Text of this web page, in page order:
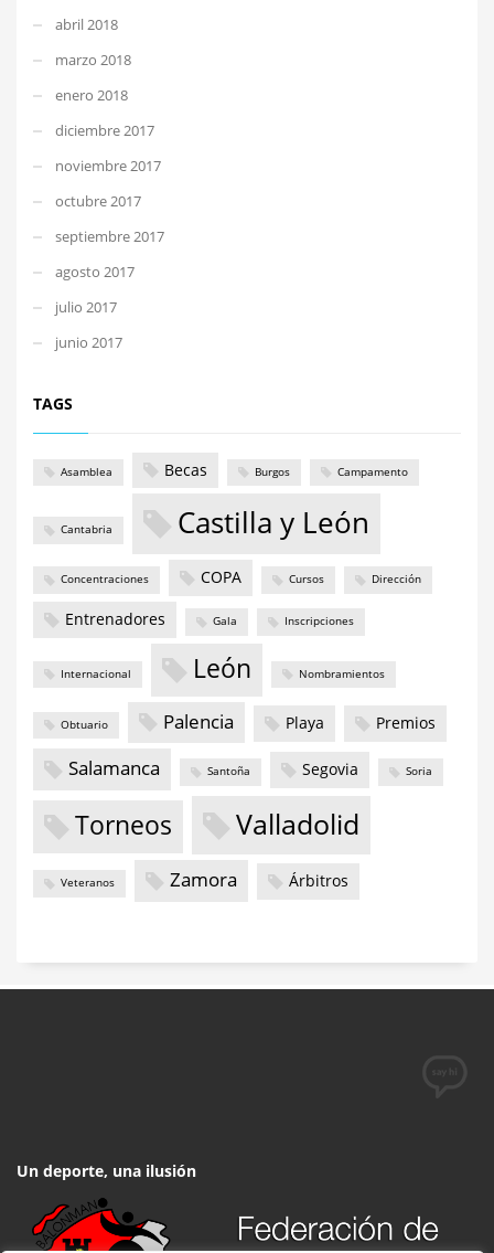
abril 2018
marzo 2018
enero 2018
diciembre 2017
noviembre 2017
octubre 2017
septiembre 2017
agosto 2017
julio 2017
junio 2017
TAGS
Asamblea Becas Burgos Campamento
Cantabria Castilla y León
Concentraciones COPA Cursos Dirección
Entrenadores Gala Inscripciones
Internacional León Nombramientos
Obtuario Palencia Playa Premios
Salamanca Santoña Segovia Soria
Torneos Valladolid
Veteranos Zamora Árbitros
Un deporte, una ilusión